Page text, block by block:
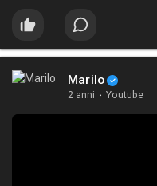
Marilo
2 anni · Youtube